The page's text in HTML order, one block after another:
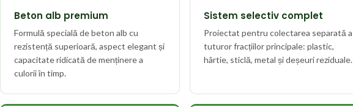
Beton alb premium
Formulă specială de beton alb cu
rezistență superioară, aspect elegant și
capacitate ridicată de menținere a
culorii în timp.
Sistem selectiv complet
Proiectat pentru colectarea separată a
tuturor fracțiilor principale: plastic,
hârtie, sticlă, metal și deșeuri reziduale.